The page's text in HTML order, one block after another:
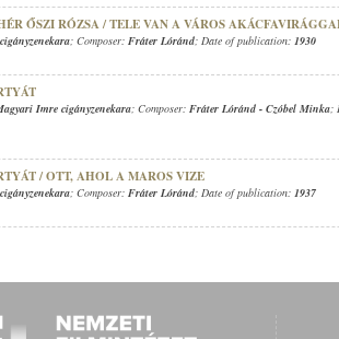
ŐSZI RÓZSA / TELE VAN A VÁROS
; Composer: Fráter Lóránd; Date of publication: 1930
Imre cigányzenekara; Composer: Fráter Lóránd - Czóbel Minka;
/ OTT, AHOL A MAROS VIZE
; Composer: Fráter Lóránd; Date of publication: 1937